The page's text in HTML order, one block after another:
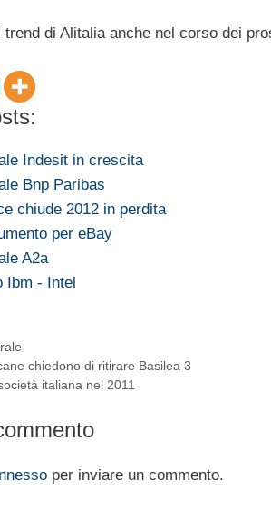
trend di Alitalia anche nel corso dei
Indesit in crescita
Bnp Paribas
chiude 2012 in perdita
per eBay
A2a
Ibm - Intel
chiedono di ritirare Basilea 3
italiana nel 2011
per inviare un commento.